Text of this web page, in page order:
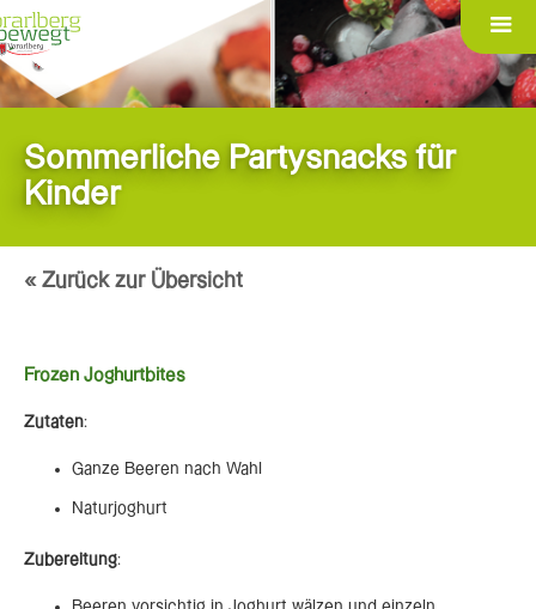
Sommerliche Partysnacks für
Kinder
« Zurück zur Übersicht
Frozen Joghurtbites
Zutaten:
Ganze Beeren nach Wahl
Naturjoghurt
Zubereitung: